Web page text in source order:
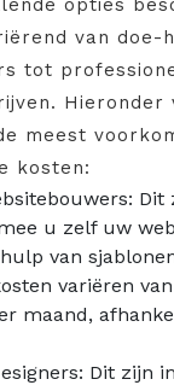
opties
van doe-
tot
Hieronder
meest
kosten:
Dit
u zelf uw
van
variëren
maand,
Dit zijn